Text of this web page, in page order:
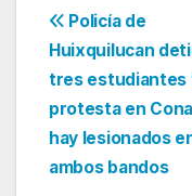
de
entradas
Policía de
Huixquilucan
tres estudiantes
protesta en
hay lesionados
ambos bandos